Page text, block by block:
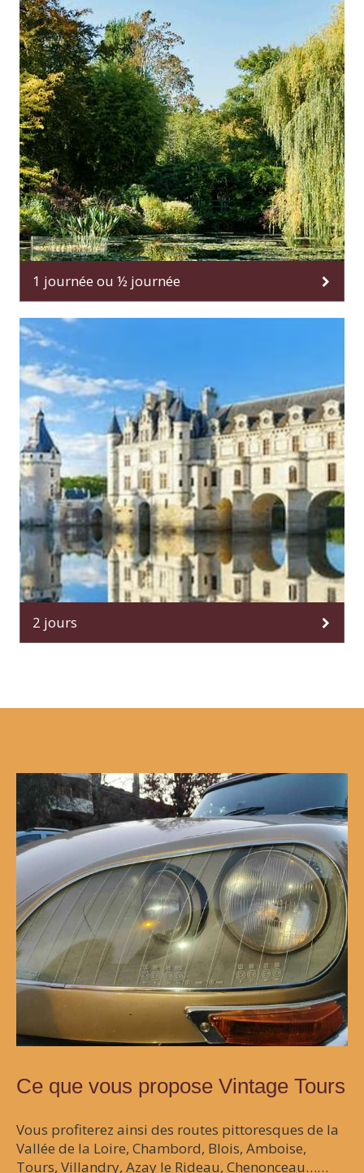
1 journée ou ½ journée
2 jours
Ce que vous propose Vintage Tours
Vous profiterez ainsi des routes pittoresques de la
Vallée de la Loire, Chambord, Blois, Amboise,
Tours, Villandry, Azay le Rideau, Chenonceau……